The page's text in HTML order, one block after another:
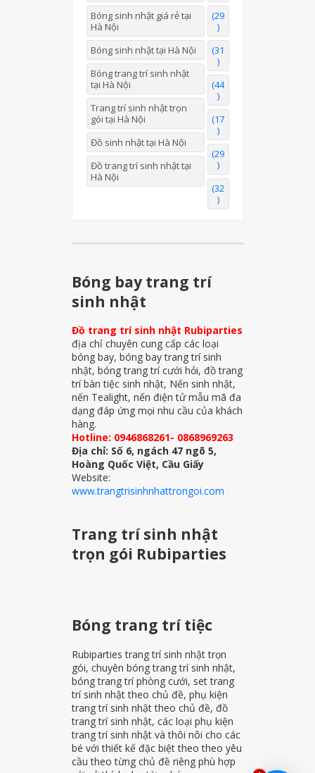
Bóng sinh nhật giá rẻ tại
Hà Nội
(29
)
Bóng sinh nhật tại Hà Nội
(31
)
Bóng trang trí sinh nhật
tại Hà Nội
(44
)
Trang trí sinh nhật trọn
gói tại Hà Nội
(17
)
Đồ sinh nhật tại Hà Nội
(29
)
Đồ trang trí sinh nhật tại
Hà Nội
(32
)
Bóng bay trang trí
sinh nhật
Đồ trang trí sinh nhật Rubiparties
địa chỉ chuyên cung cấp các loại
bóng bay, bóng bay trang trí sinh
nhật, bóng trang trí cưới hỏi, đồ trang
trí bàn tiệc sinh nhật, Nến sinh nhật,
nến Tealight, nến điện tử mẫu mã đa
dạng đáp ứng mọi nhu cầu của khách
hàng.
Hotline: 0946868261- 0868969263
Địa chỉ: Số 6, ngách 47 ngõ 5,
Hoàng Quốc Việt, Cầu Giấy
Website:
www.trangtrisinhnhattrongoi.com
Trang trí sinh nhật
trọn gói Rubiparties
Bóng trang trí tiệc
Rubiparties trang trí sinh nhật trọn
gói, chuyên bóng trang trí sinh nhật,
bóng trang trí phòng cưới, set trang
trí sinh nhật theo chủ đề, phụ kiện
trang trí sinh nhật theo chủ đề, đồ
trang trí sinh nhật, các loại phụ kiện
trang trí sinh nhật và thôi nôi cho các
bé với thiết kế đặc biệt theo theo yêu
cầu theo từng chủ đề riêng phù hợp